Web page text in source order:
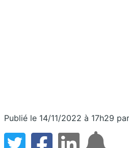
Publié le 14/11/2022 à 17h29 par